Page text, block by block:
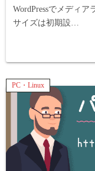
WordPressでメディ
サイズは初期設…
PC・Linux